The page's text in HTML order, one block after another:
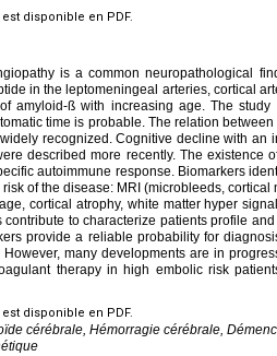
disponible en PDF.
is a common neuropathological
in the leptomeningeal arteries, cortical
amyloid-ß with increasing age. The
time is probable. The relation
recognized. Cognitive decline with an
described more recently. The existence
autoimmune response. Biomarkers
of the disease: MRI (microbleeds,
cortical atrophy, white matter hyper
contribute to characterize patients profile
provide a reliable probability for
many developments are in
therapy in high embolic risk
disponible en PDF.
cérébrale, Hémorragie cérébrale,